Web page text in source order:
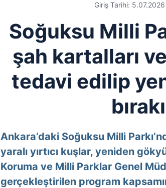
Giriş Tarihi: 5.07.2026
Soğuksu Milli
şah kartalları
tedavi edilip
Ankara’daki Soğuksu Milli
yaralı yırtıcı kuşlar, yeniden
Koruma ve Milli Parklar Genel
gerçekleştirilen program